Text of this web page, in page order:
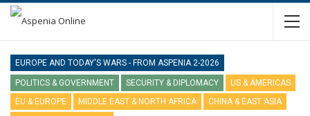
EUROPE AND TODAY'S WARS - FROM ASPENIA 2-2026
POLITICS & GOVERNMENT SECURITY & DIPLOMACY
US & AMERICAS
EU & EUROPE
MIDDLE EAST & NORTH AFRICA
CHINA & EAST ASIA